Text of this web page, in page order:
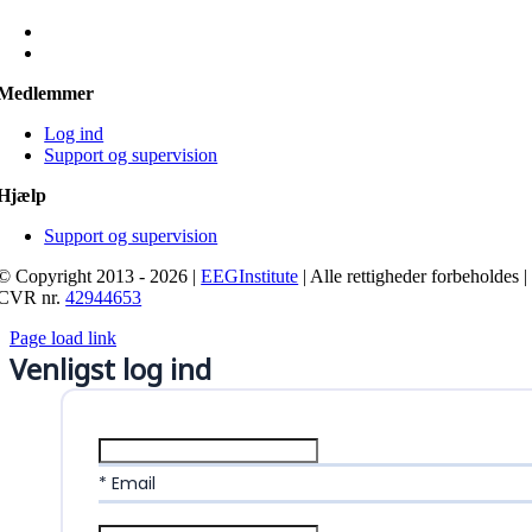
Log ind
Support og supervision
Support og supervision
Copyright 2013 - 2026 |EEGInstitute | Alle rettigheder forbeholdes |
nr.42944653
Page load link
Venligst log ind
* Email